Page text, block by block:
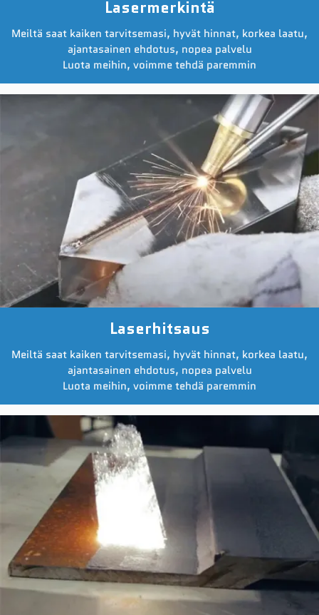
Lasermerkintä
Meiltä saat kaiken tarvitsemasi, hyvät hinnat, korkea laatu,
ajantasainen ehdotus, nopea palvelu
Luota meihin, voimme tehdä paremmin
Laserhitsaus
Meiltä saat kaiken tarvitsemasi, hyvät hinnat, korkea laatu,
ajantasainen ehdotus, nopea palvelu
Luota meihin, voimme tehdä paremmin